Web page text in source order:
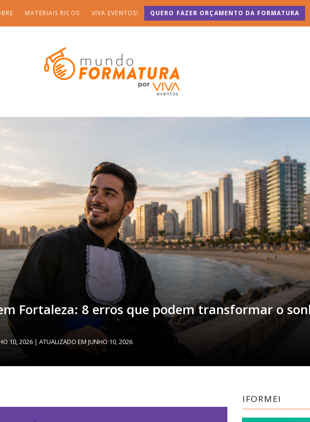
MATERIAIS RICOS VIVA EVENTOS! QUERO FAZER ORÇAMENTO DA FORMATURA
Fortaleza: 8 erros que podem transformar o
10, 2026 | ATUALIZADO EM JUNHO 10, 2026
IFORMEI